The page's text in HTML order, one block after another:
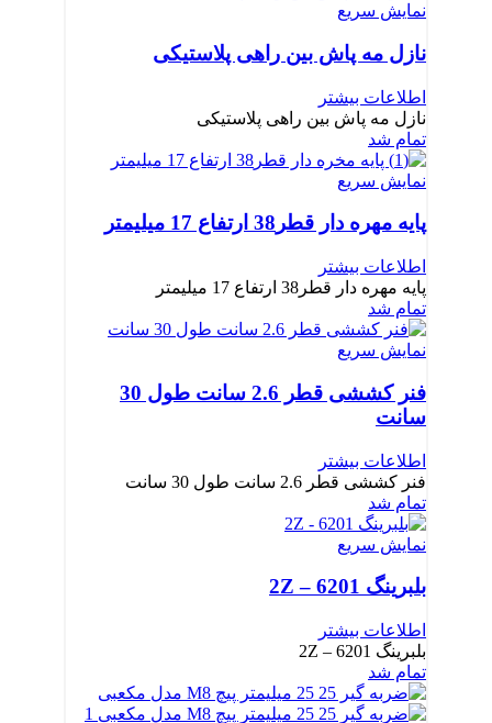
نمایش سریع
نازل مه پاش بین راهی پلاستیکی
اطلاعات بیشتر
نازل مه پاش بین راهی پلاستیکی
تمام شد
نمایش سریع
پایه مهره دار قطر38 ارتفاع 17 میلیمتر
اطلاعات بیشتر
پایه مهره دار قطر38 ارتفاع 17 میلیمتر
تمام شد
نمایش سریع
فنر کششی قطر 2.6 سانت طول 30
سانت
اطلاعات بیشتر
فنر کششی قطر 2.6 سانت طول 30 سانت
تمام شد
نمایش سریع
بلبرینگ 6201 – 2Z
اطلاعات بیشتر
بلبرینگ 6201 – 2Z
تمام شد